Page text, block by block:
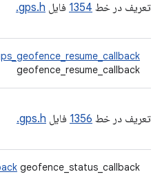
تعریف در خط 1354 فایل gps.h.
geofence_resume_callback
تعریف در خط 1356 فایل gps.h.
geofence_status_callback